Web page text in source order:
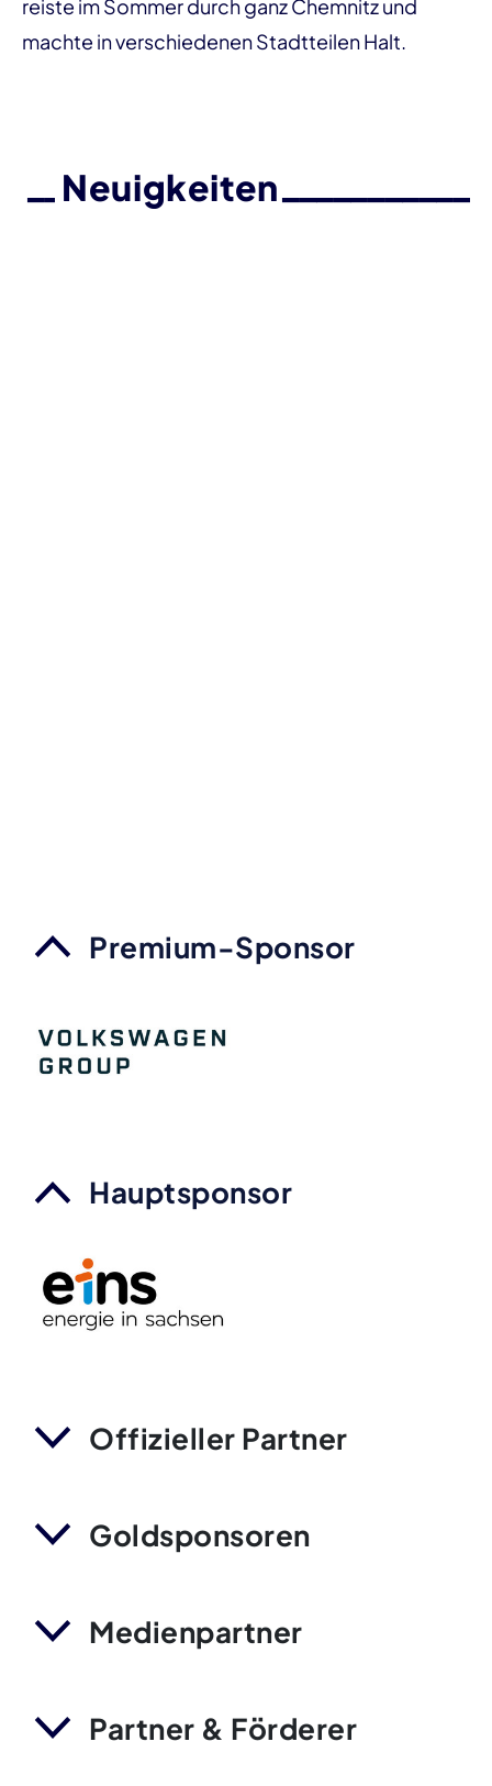
reiste im Sommer durch ganz Chemnitz und
machte in verschiedenen Stadtteilen Halt.
Neuigkeiten
Premium-Sponsor
Hauptsponsor
Offizieller Partner
Goldsponsoren
Medienpartner
Partner & Förderer